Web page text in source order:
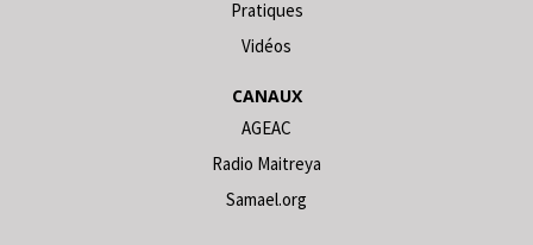
Pratiques
Vidéos
CANAUX
AGEAC
Radio Maitreya
Samael.org